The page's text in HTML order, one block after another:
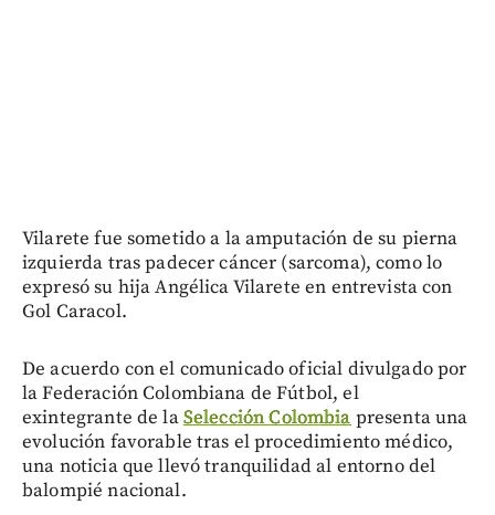
Vilarete fue sometido a la amputación de su pierna
izquierda tras padecer cáncer (sarcoma), como lo
expresó su hija Angélica Vilarete en entrevista con
Gol Caracol.
De acuerdo con el comunicado oficial divulgado por
la Federación Colombiana de Fútbol, el
exintegrante de laSelección Colombia presenta una
evolución favorable tras el procedimiento médico,
una noticia que llevó tranquilidad al entorno del
balompié nacional.